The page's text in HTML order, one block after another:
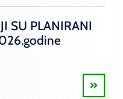
SU PLANIRANI